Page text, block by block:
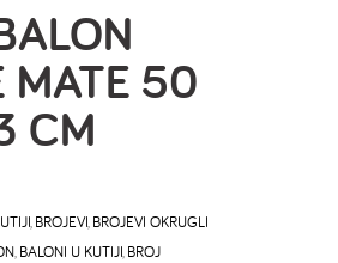
MATE 50
CM
BROJEVI BROJEVI OKRUGLI
BALONI U KUTIJI BROJ